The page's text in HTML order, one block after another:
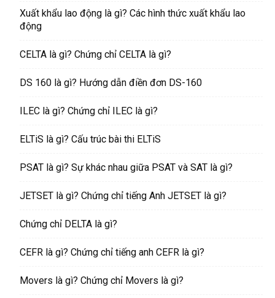
Xuất khẩu lao động là gì? Các hình thức xuất khẩu lao
động
CELTA là gì? Chứng chỉ CELTA là gì?
DS 160 là gì? Hướng dẫn điền đơn DS-160
ILEC là gì? Chứng chỉ ILEC là gì?
ELTiS là gì? Cấu trúc bài thi ELTiS
PSAT là gì? Sự khác nhau giữa PSAT và SAT là gì?
JETSET là gì? Chứng chỉ tiếng Anh JETSET là gì?
Chứng chỉ DELTA là gì?
CEFR là gì? Chứng chỉ tiếng anh CEFR là gì?
Movers là gì? Chứng chỉ Movers là gì?